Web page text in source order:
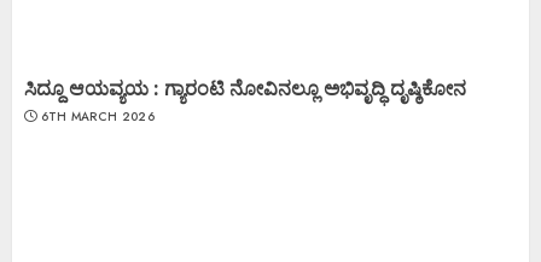
ಸಿದ್ದೂ ಆಯವ್ಯಯ : ಗ್ಯಾರಂಟಿ ನೋವಿನಲ್ಲೂ ಅಭಿವೃದ್ಧಿ ದೃಷ್ಠಿಕೋನ
6TH MARCH 2026